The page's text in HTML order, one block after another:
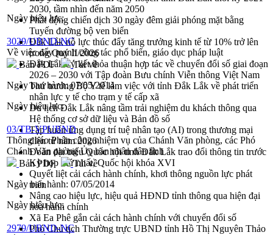
2030, tầm nhìn đến năm 2050
Phát động chiến dịch 30 ngày đêm giải phóng mặt bằng
Tuyến đường bộ ven biển
Đắk Lắk nỗ lực thúc đẩy tăng trưởng kinh tế từ 10% trở lên
trong Quý II/2026
Đắk Lắk ký kết thỏa thuận hợp tác về chuyển đổi số giai đoạn
2026 – 2030 với Tập đoàn Bưu chính Viễn thông Việt Nam
Thứ trưởng Bộ Y tế làm việc với tỉnh Đắk Lắk về phát triển
nhân lực y tế cho trạm y tế cấp xã
Du lịch Đắk Lắk nâng tầm trải nghiệm du khách thông qua
Hệ thống cơ sở dữ liệu và Bản đồ số
Tập huấn ứng dụng trí tuệ nhân tạo (AI) trong thương mại
điện tử năm 2026
Đoàn đại biểu Quốc hội tỉnh Đắk Lắk trao đổi thông tin trước
Kỳ họp thứ nhất, Quốc hội khóa XVI
Quyết liệt cải cách hành chính, khơi thông nguồn lực phát
triển
Nâng cao hiệu lực, hiệu quả HĐND tỉnh thông qua hiện đại
hóa hành chính
Xã Ea Phê gắn cải cách hành chính với chuyển đổi số
Phó Chủ tịch Thường trực UBND tỉnh Hồ Thị Nguyên Thảo
Ngày hiệu lực:
3029/UBND-NC
Về việc đẩy mạnh công tác phổ biến, giáo dục pháp luật
Bản PDF
Tải về
Ngày ban hành:07/05/2014
Ngày hiệu lực:
03/TB-VPUBND
Thông báo Phân công nhiệm vụ của Chánh Văn phòng, các Phó
Chánh Văn phòng Ủy ban nhân dân tỉnh
Bản PDF
Tải về
Ngày ban hành: 07/05/2014
Ngày hiệu lực:
2979/UBND-NC